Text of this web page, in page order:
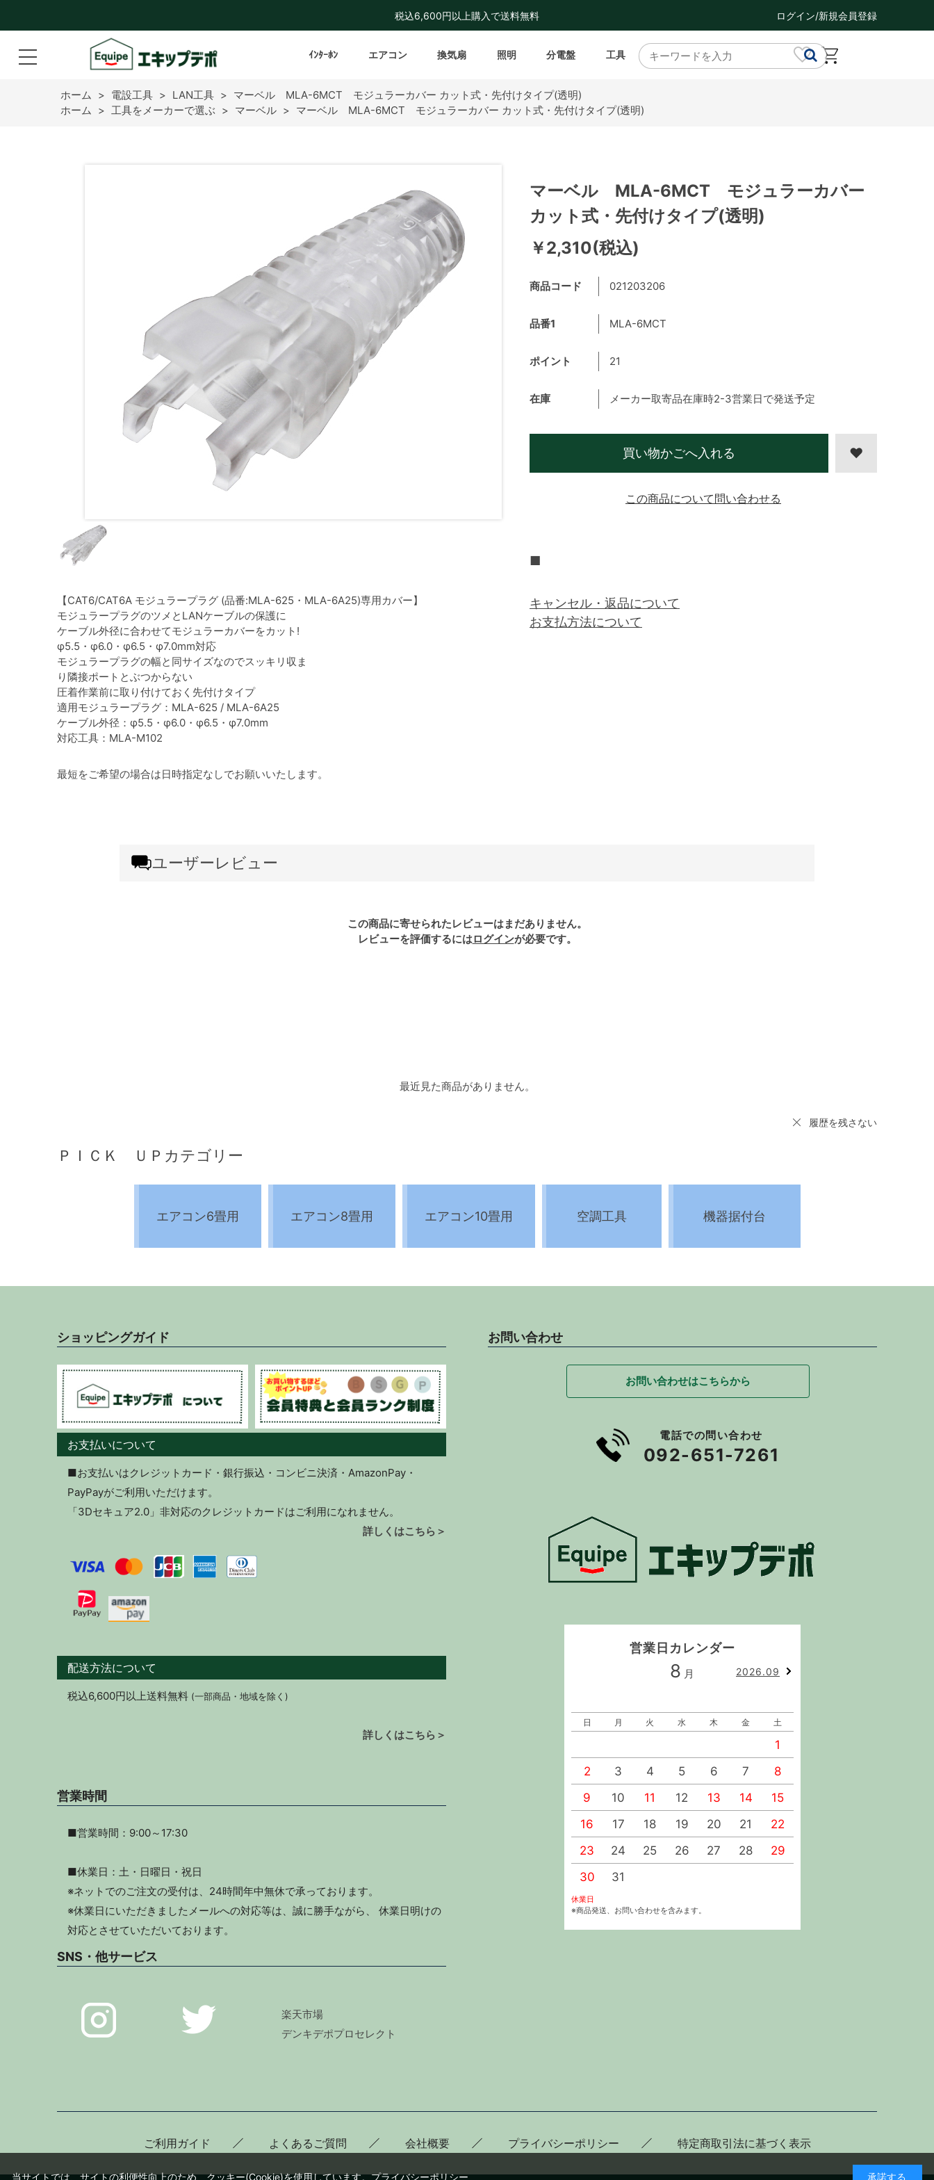
税込6,600円以上購入で送料無料 ログイン/新規会員登録
ｲﾝﾀｰﾎﾝ エアコン 換気扇 照明 分電盤 工具
ホーム > 電設工具 > LAN工具 > マーベル MLA-6MCT モジュラーカバー カット式・先付けタイプ(透明)
ホーム > 工具をメーカーで選ぶ > マーベル > マーベル MLA-6MCT モジュラーカバー カット式・先付けタイプ(透明)
【CAT6/CAT6A モジュラープラグ (品番:MLA-625・MLA-6A25)専用カバー】
モジュラープラグのツメとLANケーブルの保護に
ケーブル外径に合わせてモジュラーカバーをカット!
φ5.5・φ6.0・φ6.5・φ7.0mm対応
モジュラープラグの幅と同サイズなのでスッキリ収ま
り隣接ポートとぶつからない
圧着作業前に取り付けておく先付けタイプ
適用モジュラープラグ：MLA-625 / MLA-6A25
ケーブル外径：φ5.5・φ6.0・φ6.5・φ7.0mm
対応工具：MLA-M102
最短をご希望の場合は日時指定なしでお願いいたします。
マーベル MLA-6MCT モジュラーカバー
カット式・先付けタイプ(透明)
￥2,310(税込)
商品コード 021203206
品番1 MLA-6MCT
ポイント 21
在庫 メーカー取寄品在庫時2-3営業日で発送予定
買い物かごへ入れる
■
キャンセル・返品について
お支払方法について
この商品について問い合わせる
ユーザーレビュー
この商品に寄せられたレビューはまだありません。
レビューを評価するにはログインが必要です。
最近見た商品がありません。
履歴を残さない
ＰＩＣＫ ＵＰカテゴリー
エアコン6畳用 エアコン8畳用 エアコン10畳用 空調工具 機器据付台
ショッピングガイド
お支払いについて
■お支払いはクレジットカード・銀行振込・コンビニ決済・AmazonPay・
PayPayがご利用いただけます。
「3Dセキュア2.0」非対応のクレジットカードはご利用になれません。
詳しくはこちら＞
配送方法について
税込6,600円以上送料無料 (一部商品・地域を除く)
詳しくはこちら＞
営業時間
■営業時間：9:00～17:30
■休業日：土・日曜日・祝日
※ネットでのご注文の受付は、24時間年中無休で承っております。
※休業日にいただきましたメールへの対応等は、誠に勝手ながら、 休業日明けの
対応とさせていただいております。
SNS・他サービス
楽天市場
デンキデポプロセレクト
お問い合わせ
お問い合わせはこちらから
電話での問い合わせ
092-651-7261
営業日カレンダー
8 月 2026.09
日 月 火 水 木 金 土
1
2
3 4 5 6 7
8
9
10 11 12 13 14
15
16
17 18 19 20 21
22
23
24 25 26 27 28
29
30
31
休業日
※商品発送、お問い合わせを含みます。
ご利用ガイド よくあるご質問 会社概要 プライバシーポリシー 特定商取引法に基づく表示
当サイトでは、サイトの利便性向上のため、クッキー(Cookie)を使用しています。プライバシーポリシー 承諾する